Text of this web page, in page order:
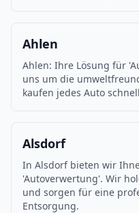
Ahlen
Ahlen: Ihre Lösung für
uns um die
kaufen jedes Auto
Alsdorf
In Alsdorf bieten wir
'Autoverwertung'. Wir
und sorgen für eine
Entsorgung.